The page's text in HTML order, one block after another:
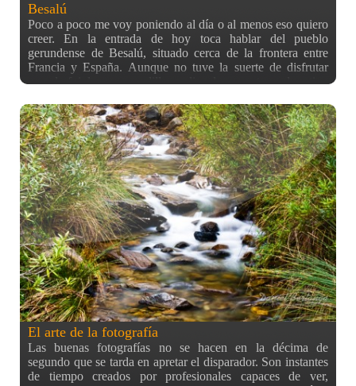
Besalú
Poco a poco me voy poniendo al día o al menos eso quiero
creer. En la entrada de hoy toca hablar del pueblo
gerundense de Besalú, situado cerca de la frontera entre
Francia y España. Aunque no tuve la suerte de disfrutar
cuando fui de un mercadillo medieval como otros, el motivo
por su barrio antiguo y su puente, que recientemente ha
salido en las noticias (locales, supongo) por encontrarse en
un estado no demasiado favorable. Como se puede ver en la
foto, nada más llegar al llegar al pueblo te encuentras con el
famoso puente de frente, pero llegando a plena 1 de la tarde
el sol era muy fuerte, por lo que decidimos dar un paseo por
las callejuelas para ir haciendo tiempo. En una de las
callejuelas conseguí atisbar un escenario genialmente
campechano por una puerta abierta que descubrí. La foto no
tiene mucha calidad porque estaba completamente oscuro
pero me encantó el resultado que veis. Las paredes
antiguas, desgastadas, llenas de texturas junto con las
puertas me parecen fascinantes. Aquí pude captar bastantes
para mi colección personal, que un día debería de ordenar y
hacer una
El arte de la fotografía
Las buenas fotografías no se hacen en la décima de
segundo que se tarda en apretar el disparador. Son instantes
de tiempo creados por profesionales capaces de ver,